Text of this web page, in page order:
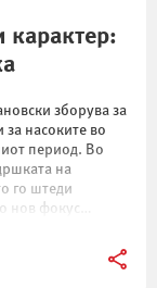
карактер:
зборува за
за насоките во
период. Во
на
го штеди
нов фокус